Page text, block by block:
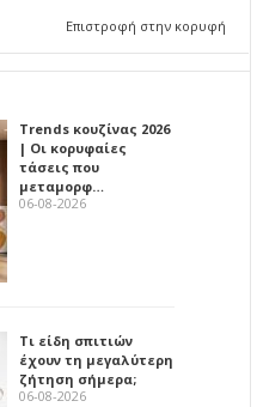
Επιστροφή στην κορυφή
Trends κουζίνας 2026
| Οι κορυφαίες
τάσεις που
μεταμορφ…
06-08-2026
Τι είδη σπιτιών
έχουν τη μεγαλύτερη
ζήτηση σήμερα;
06-08-2026